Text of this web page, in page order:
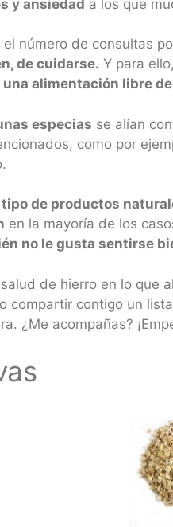
y ansiedad a los que
número de consultas
de cuidarse. Y para
alimentación libre
especias se alían
como por
de productos
en la mayoría de los
no le gusta sentirse
de hierro en lo
compartir contigo un
¿Me acompañas?